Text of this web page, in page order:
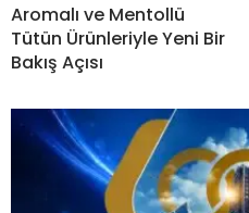
Aromalı ve Mentollü
Tütün Ürünleriyle Yeni Bir
Bakış Açısı